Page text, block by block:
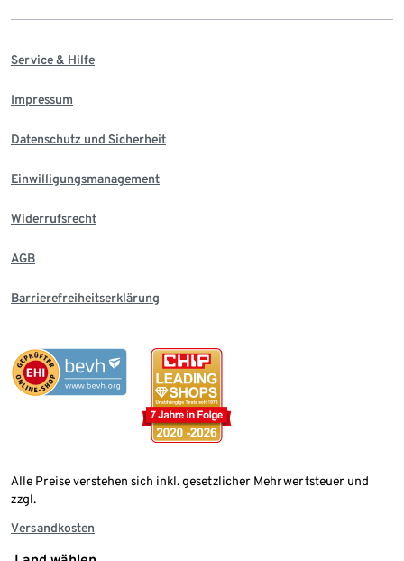
Service & Hilfe
Impressum
Datenschutz und Sicherheit
Einwilligungsmanagement
Widerrufsrecht
AGB
Barrierefreiheitserklärung
Alle Preise verstehen sich inkl. gesetzlicher Mehrwertsteuer und
zzgl.
Versandkosten